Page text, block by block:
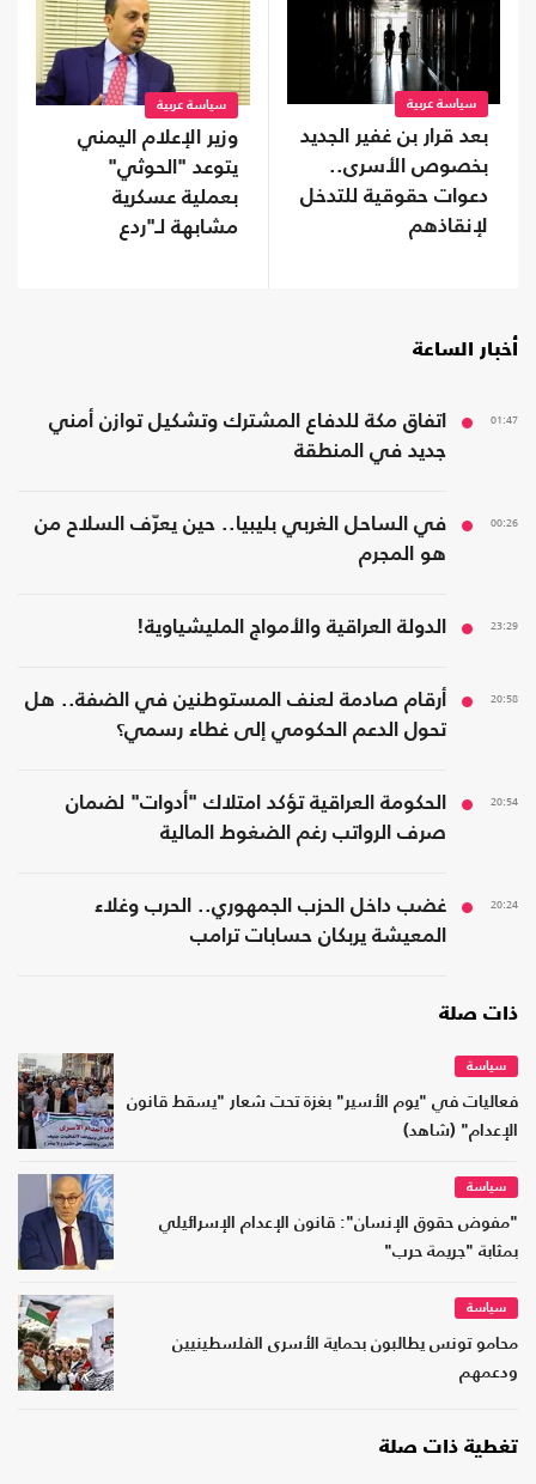
سياسة عربية
بعد قرار بن غفير الجديد
بخصوص الأسرى..
دعوات حقوقية للتدخل
لإنقاذهم
سياسة عربية
وزير الإعلام اليمني
يتوعد "الحوثي"
بعملية عسكرية
مشابهة لـ"ردع
أخبار الساعة
01:47
اتفاق مكة للدفاع المشترك وتشكيل توازن أمني
جديد في المنطقة
00:26
في الساحل الغربي بليبيا.. حين يعرّف السلاح من
هو المجرم
23:29 الدولة العراقية والأمواج المليشياوية!
20:58
أرقام صادمة لعنف المستوطنين في الضفة.. هل
تحول الدعم الحكومي إلى غطاء رسمي؟
20:54
الحكومة العراقية تؤكد امتلاك "أدوات" لضمان
صرف الرواتب رغم الضغوط المالية
20:24
غضب داخل الحزب الجمهوري.. الحرب وغلاء
المعيشة يربكان حسابات ترامب
ذات صلة
سياسة
فعاليات في "يوم الأسير" بغزة تحت شعار "يسقط قانون
الإعدام" (شاهد)
سياسة
"مفوض حقوق الإنسان": قانون الإعدام الإسرائيلي
بمثابة "جريمة حرب"
سياسة
محامو تونس يطالبون بحماية الأسرى الفلسطينيين
ودعمهم
تغطية ذات صلة